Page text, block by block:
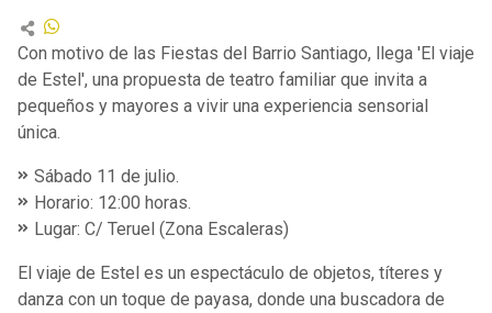
Con motivo de las Fiestas del Barrio Santiago, llega 'El viaje
de Estel', una propuesta de teatro familiar que invita a
pequeños y mayores a vivir una experiencia sensorial
única.
Sábado 11 de julio.
Horario: 12:00 horas.
Lugar: C/ Teruel (Zona Escaleras)
El viaje de Estel es un espectáculo de objetos, títeres y
danza con un toque de payasa, donde una buscadora de